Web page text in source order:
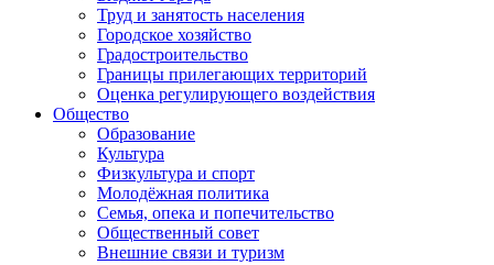
Труд и занятость населения
Городское хозяйство
Градостроительство
Границы прилегающих территорий
Оценка регулирующего воздействия
Общество
Образование
Культура
Физкультура и спорт
Молодёжная политика
Семья, опека и попечительство
Общественный совет
Внешние связи и туризм